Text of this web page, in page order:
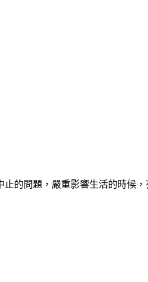
的問題，嚴重影響生活的時候